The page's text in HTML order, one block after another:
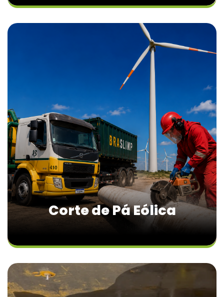
Corte de Pá Eólica